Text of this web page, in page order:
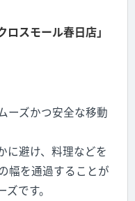
スモール春日店」
ーズかつ安全な移動
に避け、料理などを
幅を通過することが
です。